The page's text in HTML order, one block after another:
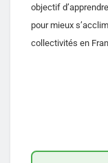
objectif
pour mieux
collectivités en